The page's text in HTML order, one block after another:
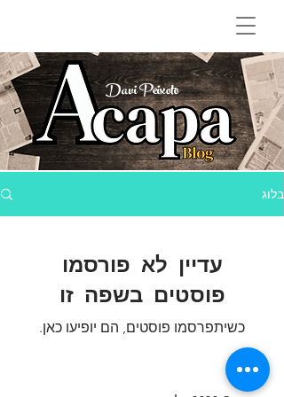
Davi Peixoto
בלוג
עדיין לא פורסמו
פוסטים בשפה זו
כשיתפרסמו פוסטים, הם יופיעו כאן.